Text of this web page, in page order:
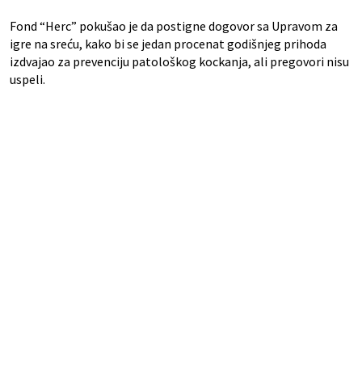
Fond “Herc” pokušao je da postigne dogovor sa Upravom za
igre na sreću, kako bi se jedan procenat godišnjeg prihoda
izdvajao za prevenciju patološkog kockanja, ali pregovori nisu
uspeli.